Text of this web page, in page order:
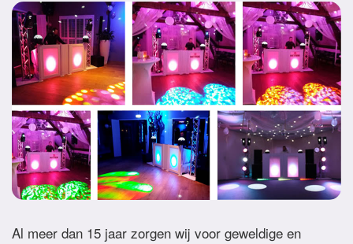
Al meer dan 15 jaar zorgen wij voor geweldige en